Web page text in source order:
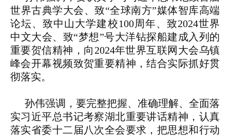
世界古典学大会、致“全球南方”媒体智库高端
论坛、致中山大学建校100周年、致2024世界
中文大会、致“梦想”号大洋钻探船建成入列的
重要贺信精神，向2024年世界互联网大会乌镇
峰会开幕视频致贺重要精神，结合实际抓好贯
彻落实。
孙伟强调，要完整把握、准确理解、全面落
实习近平总书记考察湖北重要讲话精神，认真
落实省委十二届八次全会要求，把思想和行动